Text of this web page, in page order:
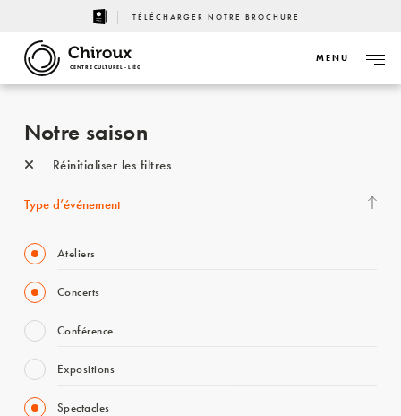
TÉLÉCHARGER NOTRE BROCHURE
CENTRE CULTUREL - LIÈGE
MENU
Notre saison
Réinitialiser les filtres
Type d’événement
Ateliers
Concerts
Conférence
Expositions
Spectacles